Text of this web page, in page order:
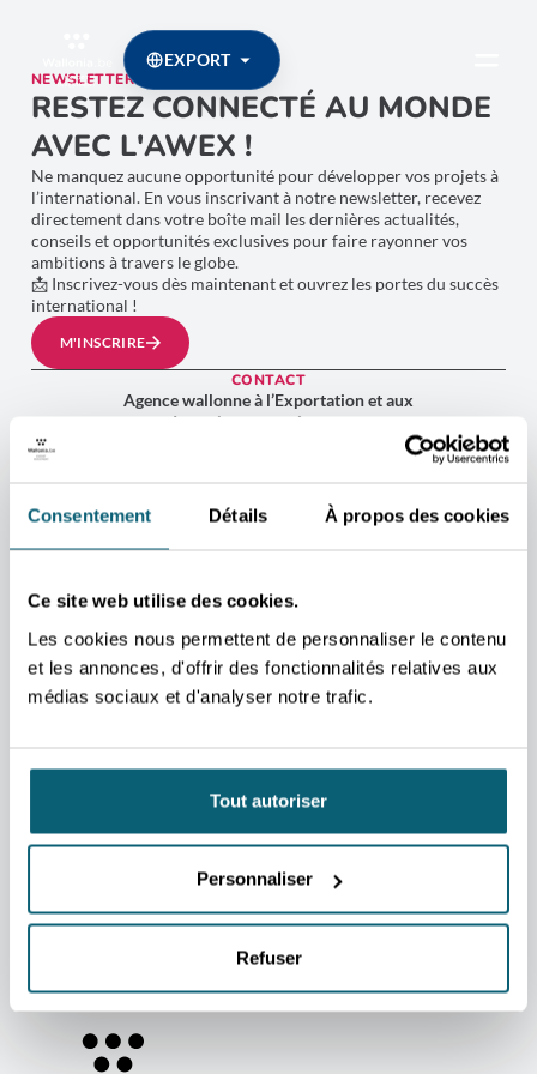
Consentement Détails À propos des cookies
Ce site web utilise des cookies.
Les cookies nous permettent de personnaliser le contenu
et les annonces, d'offrir des fonctionnalités relatives aux
médias sociaux et d'analyser notre trafic.
Tout autoriser
Personnaliser
Refuser
EXPORT
NEWSLETTER
RESTEZ CONNECTÉ AU MONDE
AVEC L'AWEX !
Ne manquez aucune opportunité pour développer vos projets à
l’international. En vous inscrivant à notre newsletter, recevez
directement dans votre boîte mail les dernières actualités,
conseils et opportunités exclusives pour faire rayonner vos
ambitions à travers le globe.
📩 Inscrivez-vous dès maintenant et ouvrez les portes du succès
international !
M'INSCRIRE
CONTACT
Agence wallonne à l’Exportation et aux
Investissements étrangers
Plan d’accès
TVA BE 0267.314.479
SUJETS LES PLUS RECHERCHÉS
CONTACTER UN DÉPARTEMENT
LISTE DES AIDES & SERVICES
JOBS & STAGES ACTUALITÉS
LIENS UTILES
Contact
Presse
Devenir client AWEX